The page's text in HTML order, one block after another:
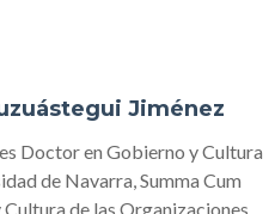
Jiménez
Doctor en Gobierno y Cultura
de Navarra, Summa Cum
de las Organizaciones,